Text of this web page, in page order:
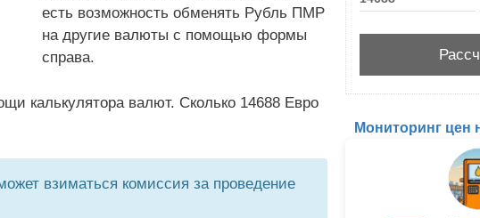
есть возможность обменять Рубль ПМР
на другие валюты с помощью формы
справа.
калькулятора валют. Сколько 14688 Евро
взиматься комиссия за проведение
Мониторинг цен